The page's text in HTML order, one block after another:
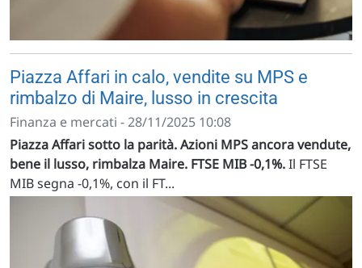
Piazza Affari in calo, vendite su MPS e
rimbalzo di Maire, lusso in crescita
Finanza e mercati - 28/11/2025 10:08
Piazza Affari sotto la parità. Azioni MPS ancora vendute,
bene il lusso, rimbalza Maire. FTSE MIB -0,1%.Il FTSE
MIB segna -0,1%, con il FT...